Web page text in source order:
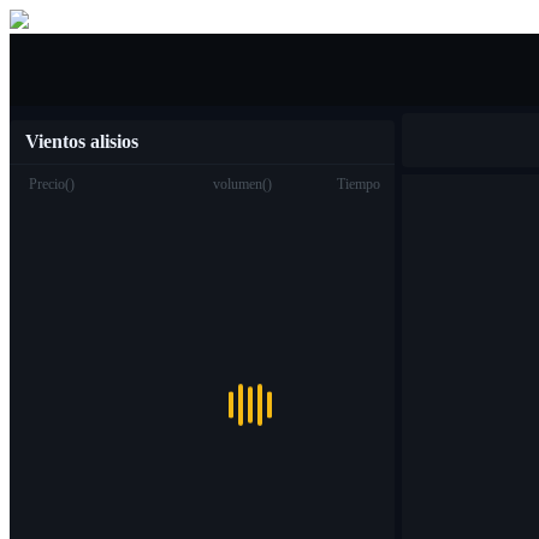
Vientos alisios
Precio() volumen() Tiempo